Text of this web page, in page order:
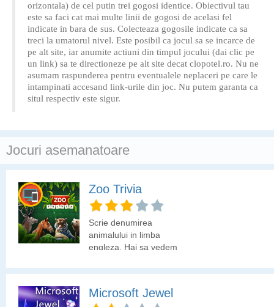
orizontala) de cel putin trei gogosi identice. Obiectivul tau
este sa faci cat mai multe linii de gogosi de acelasi fel
indicate in bara de sus. Colecteaza gogosile indicate ca sa
treci la umatorul nivel. Este posibil ca jocul sa se incarce de
pe alt site, iar anumite actiuni din timpul jocului (dai clic pe
un link) sa te directioneze pe alt site decat clopotel.ro. Nu ne
asumam raspunderea pentru eventualele neplaceri pe care le
intampinati accesand link-urile din joc. Nu putem garanta ca
situl respectiv este sigur.
Jocuri asemanatoare
Zoo Trivia
Scrie denumirea
animalului in limba
engleza. Hai sa vedem
Microsoft Jewel